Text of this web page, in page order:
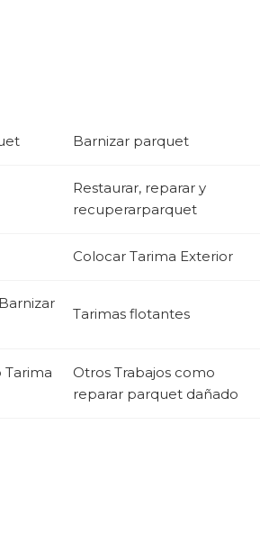
Barnizar parquet
Restaurar, reparar y
recuperarparquet
Colocar Tarima Exterior
Tarimas flotantes
Otros Trabajos como
reparar parquet dañado